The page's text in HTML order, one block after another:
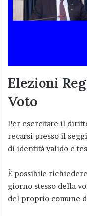
Elezioni
Voto
Per esercitare il
recarsi presso il
di identità valido e
È possibile
giorno stesso della
del proprio comune